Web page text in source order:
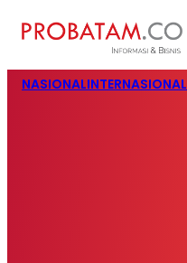
NASIONALINTERNASIONAL